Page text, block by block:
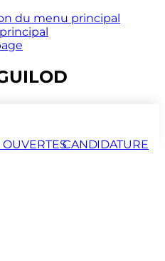
du menu principal
OUVERTESCANDIDATURE